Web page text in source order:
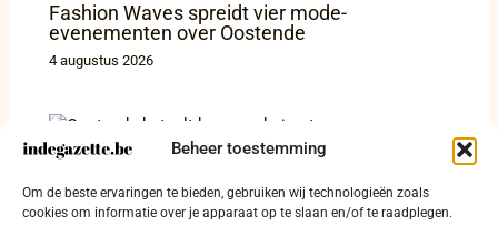
Beheer toestemming
Om de beste ervaringen te bieden, gebruiken wij technologieën zoals
cookies om informatie over je apparaat op te slaan en/of te raadplegen.
Fashion Waves spreidt vier mode-
evenementen over Oostende
4 augustus 2026
Oostende betaalt huur om huisarts naar
Zandvoorde te halen